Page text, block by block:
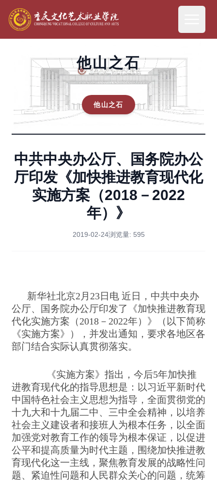
他山之石
他山之石
中共中央办公厅、国务院办公
厅印发《加快推进教育现代化
实施方案（2018－2022
年）》
2019-02-24浏览量: 595
新华社北京2月23日电 近日，中共中央办
公厅、国务院办公厅印发了《加快推进教育现
代化实施方案（2018－2022年）》（以下简称
《实施方案》），并发出通知，要求各地区各
部门结合实际认真贯彻落实。
《实施方案》指出，今后5年加快推
进教育现代化的指导思想是：以习近平新时代
中国特色社会主义思想为指导，全面贯彻党的
十九大和十九届二中、三中全会精神，以培养
社会主义建设者和接班人为根本任务，以全面
加强党对教育工作的领导为根本保证，以促进
公平和提高质量为时代主题，围绕加快推进教
育现代化这一主线，聚焦教育发展的战略性问
题、紧迫性问题和人民群众关心的问题，统筹